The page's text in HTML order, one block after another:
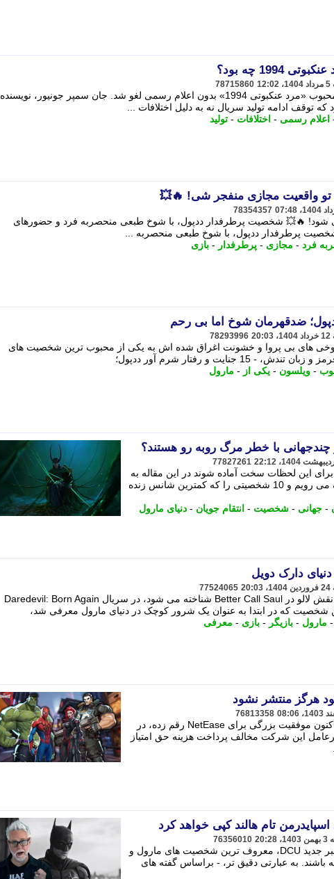
چه بود؟
78715860
پس از پنج فصل و 65 قسمت، انیمیشن محبوب «مرد عنکبوتی 1994» بدون اعلام رسمی لغو شد. جان سمپر جونیور، نویسنده
توقف ادامه تولید سریال نه به دلیل اختلافات ...
اعلام رسمی - اختلافات - تولید
تو واقعیت مجازی منفجر شی! 🔥💥
78354357
شود! 🔥💥 شخصیت پرطرفدار ددپول، با شوخ طبعی منحصربه فرد و حضورهای
پرطرفدار ددپول، با شوخ طبعی منحصربه ...
فرد - مجازی - پرطرفدار - بازی
78293996
های بی پروا و خشونت اغراق شده اش به یکی از محبوب ترین شخصیت های
و رفتار شرم آور ددپول؛
- ویلسون - یکی از - مارول
با خطر مرگ روبه رو هستند؟
77827261
این لحظات سخت آماده شوند در این مقاله به
سراغ شخصیت های مارول در خطر مرگ می رویم و 10 شخصیتی را که کمترین شانس زنده
- جهانی - شخصیت - انتقام جویان - دنیای مارول
دارک دویل
77524065
تونی دالتون، بازیگر معروف که به خاطر نقش لالو در Better Call Saul شناخته می شود، در سریال Daredevil: Born Again
که در ابتدا به عنوان یک شرور کوچک در دنیای مارول معرفی شد،
- مارول - بازیگر - بازی - معرفی
76813358
بازی Marvel Rivals که از زمان عرضه تاکنون موفقیت بزرگی برای NetEase رقم زده، در
این شرکت مخالف پرداخت هزینه حق امتیاز
76356010
براساس گفته های جیمز گان به عنوان رهبر جدید DCU، معروف ترین شخصیت های مارول و
به عبارتی دقیق تر، - براساس گفته های